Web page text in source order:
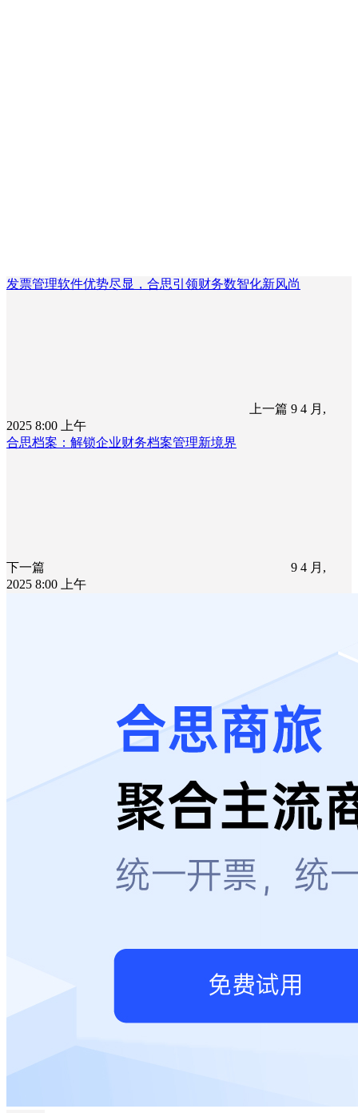
发票管理软件优势尽显，合思引领财务数智化新风尚
上一篇 9 4 月,
2025 8:00 上午
合思档案：解锁企业财务档案管理新境界
下一篇
9 4 月,
2025 8:00 上午